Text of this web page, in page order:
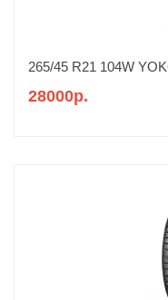
265/45 R21 104W
28000р.